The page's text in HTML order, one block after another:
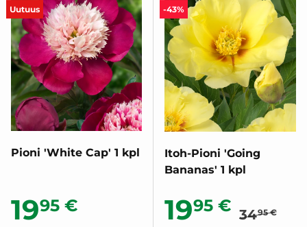
Uutuus
Pioni 'White Cap' 1 kpl
Normaalihinta
1995 €
-43%
Itoh-Pioni 'Going
Bananas' 1 kpl
1995 € 3495 €